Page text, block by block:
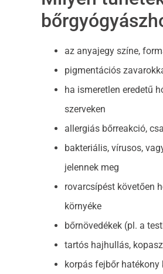
az anyajegy színe,
pigmentációs
ha ismeretlen eredetű
szerveken
allergiás bőrreakció,
bakteriális, vírusos,
jelennek meg
rovarcsípést követően
környéke
bőrnövedékek (pl. a
tartós hajhullás,
korpás fejbőr hatékony